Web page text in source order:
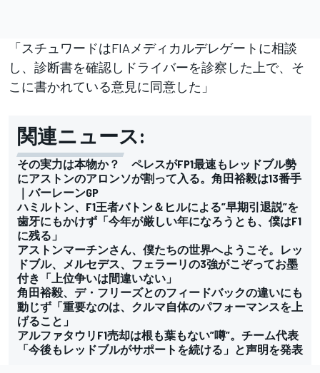
「スチュワードはFIAメディカルデレゲートに相談
し、診断書を確認しドライバーを診察した上で、そ
こに書かれている意見に同意した」
関連ニュース:
その実力は本物か？ ペレスがFP1最速もレッドブル勢
にアストンのアロンソが割って入る。角田裕毅は13番手
｜バーレーンGP
ハミルトン、F1王者バトン＆ヒルによる”早期引退説”を
歯牙にもかけず「今年が厳しい年になろうとも、僕はF1
に残る」
アストンマーチンさん、僕たちの世界へようこそ。レッ
ドブル、メルセデス、フェラーリの3強がこぞってお墨
付き「上位争いは間違いない」
角田裕毅、デ・フリーズとのフィードバックの違いにも
動じず「重要なのは、クルマ自体のパフォーマンスを上
げること」
アルファタウリF1売却は根も葉もない”噂”。チーム代表
「今後もレッドブルがサポートを続ける」と声明を発表